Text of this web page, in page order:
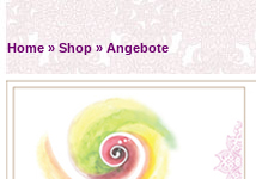
Home » Shop »Angebote